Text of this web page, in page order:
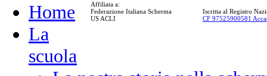
Affiliata a:
Federazione Italiana Scherma
US ACLI
Iscritta al Registro
CF 97525900581
Home
La
scuola